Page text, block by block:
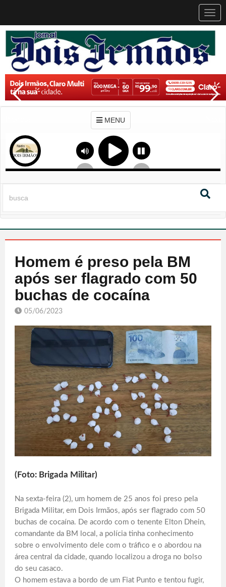
MENU
Homem é preso pela BM
após ser flagrado com 50
buchas de cocaína
05/06/2023
(Foto: Brigada Militar)
Na sexta-feira (2), um homem de 25 anos foi preso pela
Brigada Militar, em Dois Irmãos, após ser flagrado com 50
buchas de cocaína. De acordo com o tenente Elton Dhein,
comandante da BM local, a polícia tinha conhecimento
sobre o envolvimento dele com o tráfico e o abordou na
área central da cidade, quando localizou a droga no bolso
do seu casaco.
O homem estava a bordo de um Fiat Punto e tentou fugir,